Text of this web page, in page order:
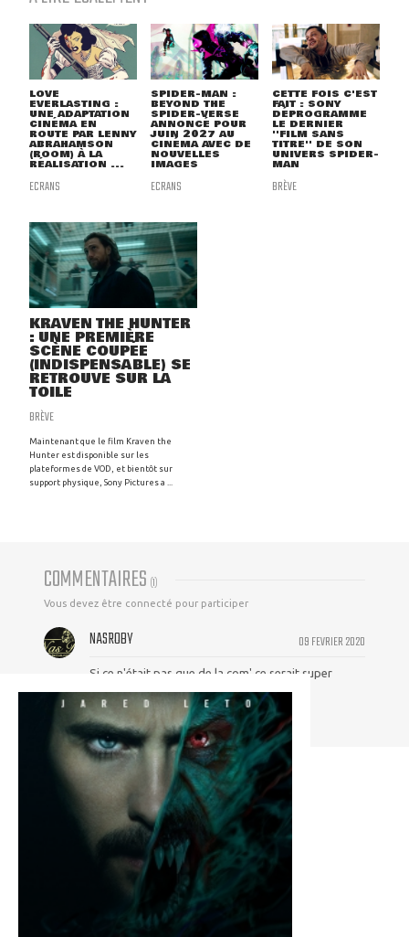
LOVE
EVERLASTING :
UNE ADAPTATION
CINÉMA EN
ROUTE PAR LENNY
ABRAHAMSON
(ROOM) À LA
RÉALISATION ...
ECRANS
SPIDER-MAN :
BEYOND THE
SPIDER-VERSE
ANNONCÉ POUR
JUIN 2027 AU
CINÉMA AVEC DE
NOUVELLES
IMAGES
ECRANS
CETTE FOIS C'EST
FAIT : SONY
DÉPROGRAMME
LE DERNIER
''FILM SANS
TITRE'' DE SON
UNIVERS SPIDER-
MAN
BRÈVE
KRAVEN THE HUNTER
: UNE PREMIÈRE
SCÈNE COUPÉE
(INDISPENSABLE) SE
RETROUVE SUR LA
TOILE
BRÈVE
Maintenant que le film Kraven the
Hunter est disponible sur les
plateformes de VOD, et bientôt sur
support physique, Sony Pictures a ...
COMMENTAIRES (1)
Vous devez être connecté pour participer
09 FEVRIER 2020
NASROBY
Si ce n'était pas que de la com' ce serait super